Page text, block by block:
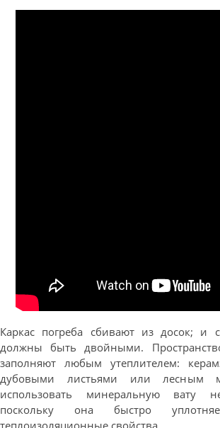
Каркас погреба сбивают из досок; и
должны быть двойными.
заполняют любым утеплителем:
дубовыми листьями или лесным
использовать минеральную вату
поскольку она быстро